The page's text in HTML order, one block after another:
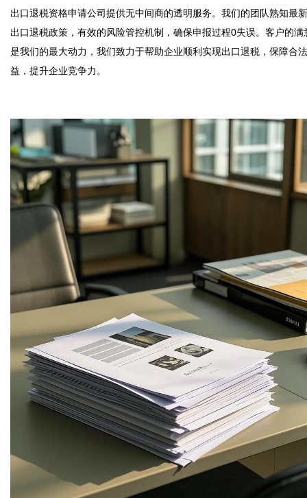
出口退税资格申请公司提供无中间商的透明服务。我们的团队熟知最
出口退税政策，有效的风险管控机制，确保申报过程0失误。客户的满
是我们的最大动力，我们致力于帮助企业顺利实现出口退税，保障合
益，提升企业竞争力。